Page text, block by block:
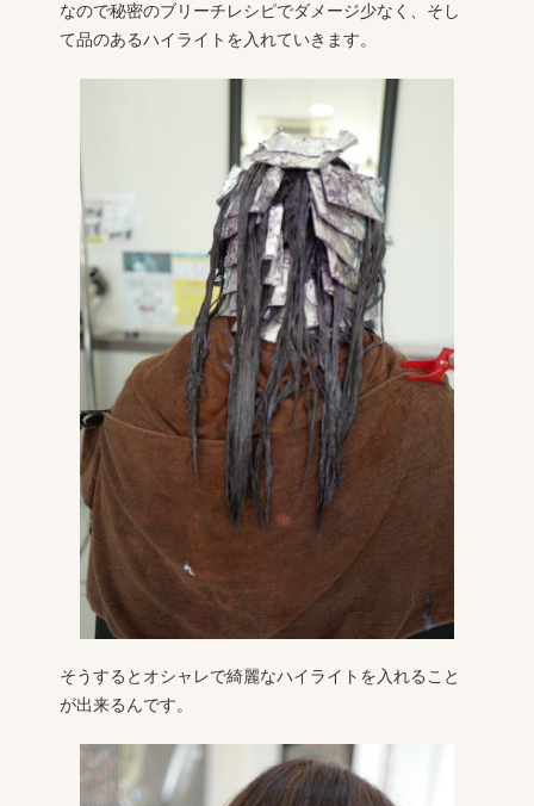
なので秘密のブリーチレシピでダメージ少なく、そし
て品のあるハイライトを入れていきます。
そうするとオシャレで綺麗なハイライトを入れること
が出来るんです。